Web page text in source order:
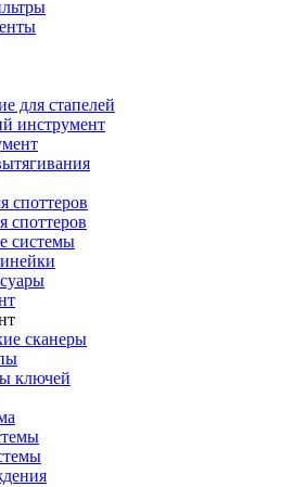
для стапелей
инструмент
споттеров
споттеров
системы
сканеры
ключей